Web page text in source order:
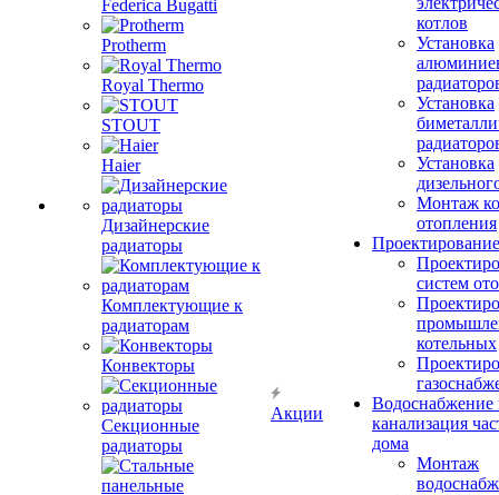
Federica Bugatti
Protherm
Royal Thermo
STOUT
Haier
Дизайнерские
радиаторы
Комплектующие к
радиаторам
Конвекторы
Секционные
радиаторы
Акции
котлов
Установка
Установка
Установка
Монтаж
отопления
Проектирование
систем
котельных
Водоснабжение
канализация
дома
Монтаж